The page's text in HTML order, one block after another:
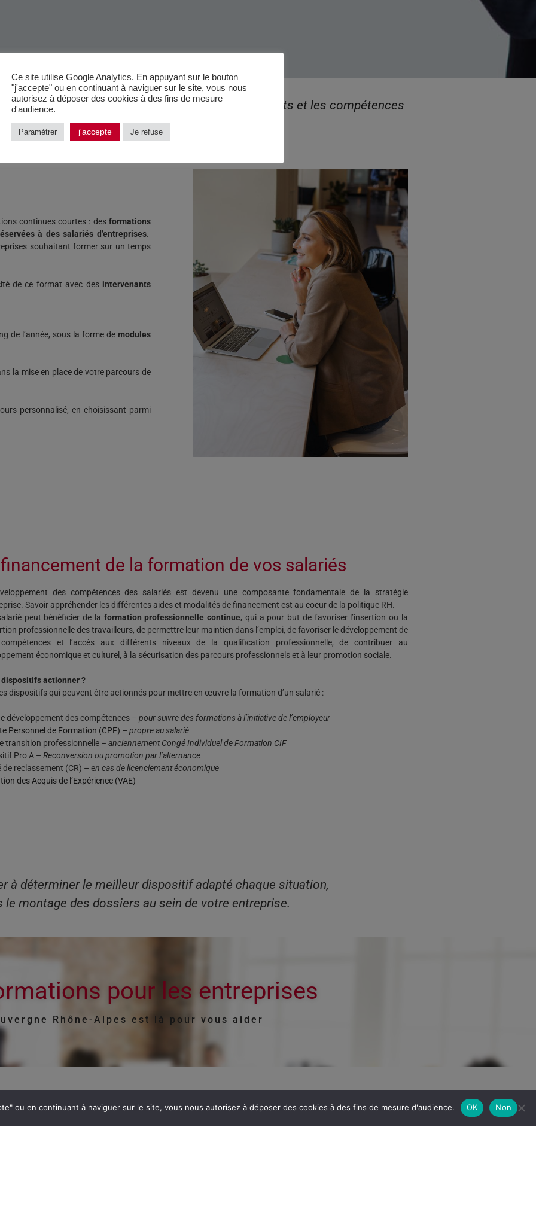
peuvent être mobilisées pour développer les talents et les compétences
collaborateurs et collaboratrices
continues courtes : des formations
à des salariés d’entreprises.
souhaitant former sur un temps
de ce format avec des intervenants
de l’année, sous la forme de modules
la mise en place de votre parcours de
personnalisé, en choisissant parmi
de la formation de vos salariés
des compétences des salariés est devenu une composante fondamentale de la stratégie
Savoir appréhender les différentes aides et modalités de financement est au coeur de la politique RH.
peut bénéficier de la formation professionnelle continue, qui a pour but de favoriser l’insertion ou la
professionnelle des travailleurs, de permettre leur maintien dans l’emploi, de favoriser le développement de
et l’accès aux différents niveaux de la qualification professionnelle, de contribuer au
économique et culturel, à la sécurisation des parcours professionnels et à leur promotion sociale.
dispositifs actionner ?
dispositifs qui peuvent être actionnés pour mettre en œuvre la formation d’un salarié :
développement des compétences – pour suivre des formations à l’initiative de l’employeur
Personnel de Formation (CPF) – propre au salarié
transition professionnelle – anciennement Congé Individuel de Formation CIF
Pro A – Reconversion ou promotion par l’alternance
de reclassement (CR) – en cas de licenciement économique
des Acquis de l’Expérience (VAE)
à déterminer le meilleur dispositif adapté chaque situation,
le montage des dossiers au sein de votre entreprise.
pour les entreprises
Rhône-Alpes est là pour vous aider
GRENOBLE
Ce site utilise Google Analytics. En appuyant sur le bouton
"j'accepte" ou en continuant à naviguer sur le site, vous nous
autorisez à déposer des cookies à des fins de mesure
d'audience.
Paramétrer j'accepte Je refuse
ou en continuant à naviguer sur le site, vous nous autorisez à déposer des cookies à des fins de mesure d'audience. OK Non